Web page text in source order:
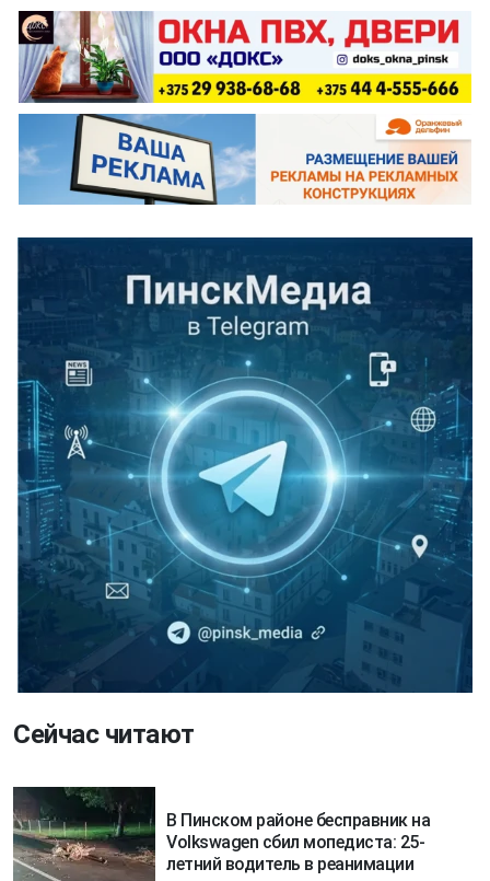
Сейчас читают
В Пинском районе бесправник на
Volkswagen сбил мопедиста: 25-
летний водитель в реанимации